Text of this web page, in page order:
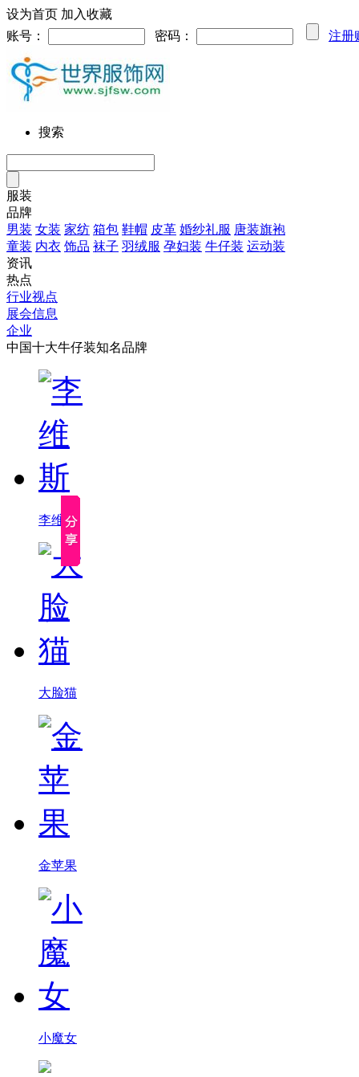
设为首页 加入收藏
账号：
密码： 注册
搜索
服装
品牌
男装 女装 家纺 箱包 鞋帽 皮革 婚纱礼服 唐装旗袍
童装 内衣 饰品 袜子 羽绒服 孕妇装 牛仔装 运动装
资讯
热点
行业视点
展会信息
企业
中国十大牛仔装知名品牌
李维斯
大脸猫
金苹果
小魔女